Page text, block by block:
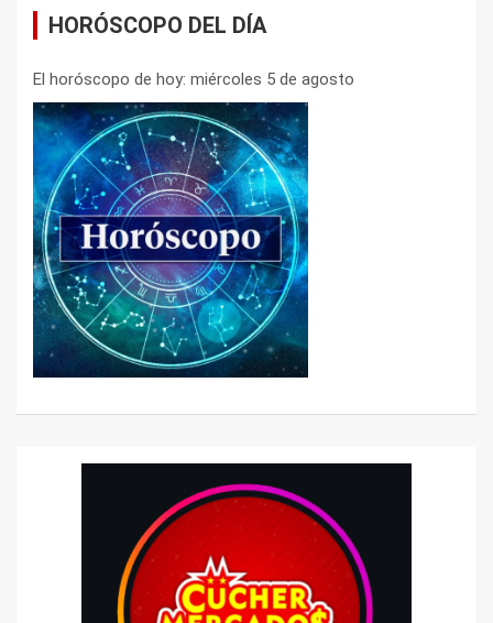
HORÓSCOPO DEL DÍA
El horóscopo de hoy: miércoles 5 de agosto